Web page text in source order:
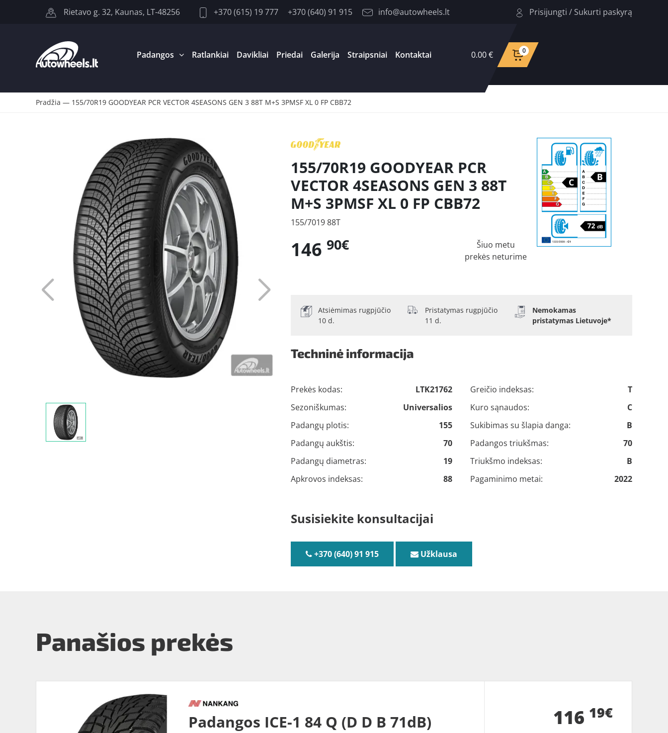
Rietavo g. 32, Kaunas, LT-48256 +370 (615) 19 777 +370 (640) 91 915 info@autowheels.lt Prisijungti / Sukurti paskyrą
Padangos Ratlankiai Davikliai Priedai Galerija Straipsniai Kontaktai 0.00 € 0
Pradžia — 155/70R19 GOODYEAR PCR VECTOR 4SEASONS GEN 3 88T M+S 3PMSF XL 0 FP CBB72
155/70R19 GOODYEAR PCR
VECTOR 4SEASONS GEN 3 88T
M+S 3PMSF XL 0 FP CBB72
155/7019 88T
146 90€
Šiuo metu
prekės neturime
Atsiėmimas rugpjūčio
10 d.
Pristatymas rugpjūčio
11 d.
Nemokamas
pristatymas Lietuvoje*
Techninė informacija
Prekės kodas:
LTK21762
Sezoniškumas:
Universalios
Padangų plotis:
155
Padangų aukštis:
70
Padangų diametras:
19
Apkrovos indeksas:
88
Greičio indeksas:
T
Kuro sąnaudos:
C
Sukibimas su šlapia danga:
B
Padangos triukšmas:
70
Triukšmo indeksas:
B
Pagaminimo metai:
2022
Susisiekite konsultacijai
+370 (640) 91 915 Užklausa
Panašios prekės
Padangos ICE-1 84 Q (D D B 71dB) 116 19€